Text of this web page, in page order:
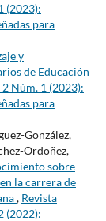
(2023):
para
y
de Educación
Núm. 1 (2023):
para
González,
Ordoñez,
sobre
la carrera de
, Revista
(2022):